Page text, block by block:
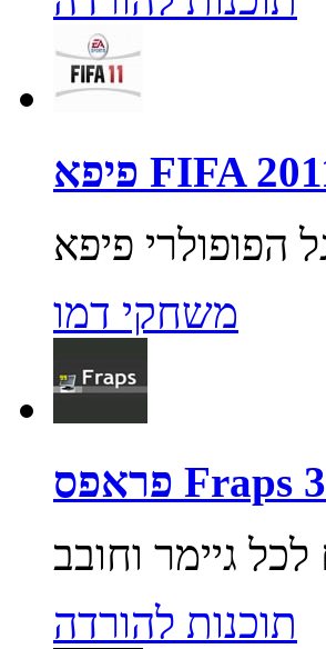
משחקי דמו
פראפס Fraps 3
תוכנות להורדה